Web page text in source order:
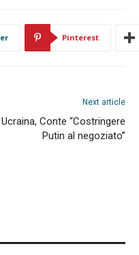
Pinterest
Next article
Ucraina, Conte “Costringere
Putin al negoziato”